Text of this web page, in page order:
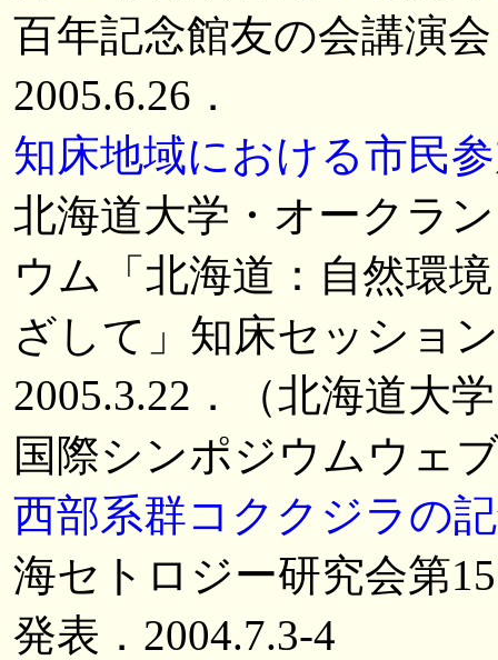
百年記念館友の会講演
2005.6.26．
知床地域における市民
北海道大学・オークラ
ウム「北海道：自然環
ざして」知床セッショ
2005.3.22．（北海道大
国際シンポジウムウェ
西部系群コククジラの
海セトロジー研究会第
発表．2004.7.3-4